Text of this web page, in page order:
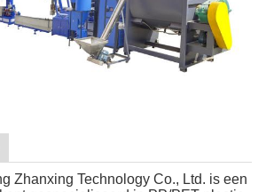
Zhanxing Technology Co., Ltd. is een